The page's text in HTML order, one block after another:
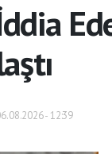
- 12:39